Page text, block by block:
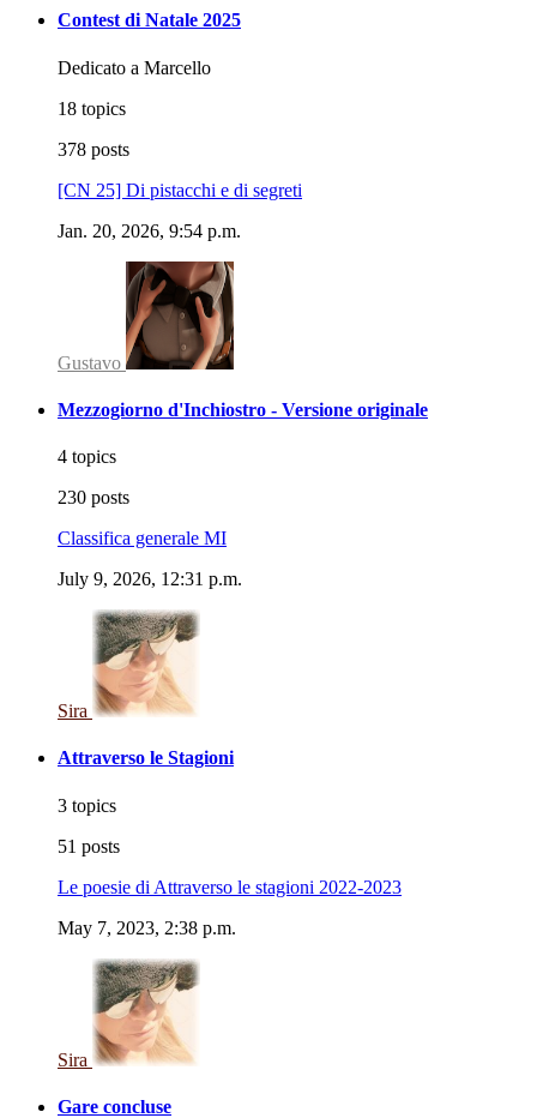
Contest di Natale 2025
Dedicato a Marcello
18 topics
378 posts
[CN 25] Di pistacchi e di segreti
Jan. 20, 2026, 9:54 p.m.
Gustavo
Mezzogiorno d'Inchiostro - Versione originale
4 topics
230 posts
Classifica generale MI
July 9, 2026, 12:31 p.m.
Sira
Attraverso le Stagioni
3 topics
51 posts
Le poesie di Attraverso le stagioni 2022-2023
May 7, 2023, 2:38 p.m.
Sira
Gare concluse